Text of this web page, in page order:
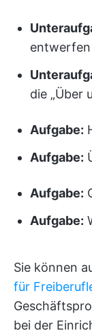
entwerfen
die „Über
Aufgabe:
Aufgabe:
Aufgabe:
Aufgabe:
Sie können
für
bei der